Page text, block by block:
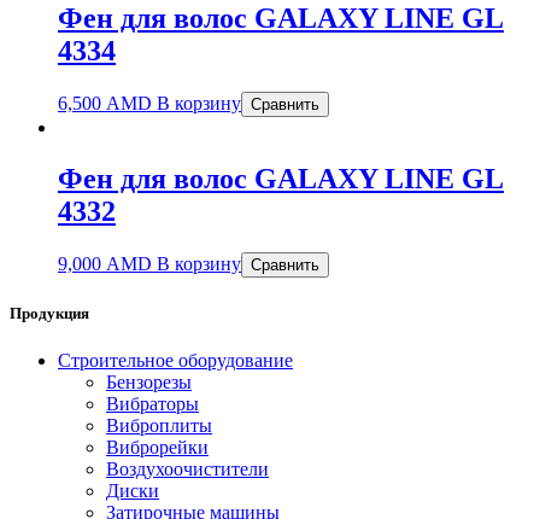
Фен для волос GALAXY LINE GL
4334
6,500 AMD В корзину Сравнить
Фен для волос GALAXY LINE GL
4332
9,000 AMD В корзину Сравнить
Продукция
Строительное оборудование
Бензорезы
Вибраторы
Виброплиты
Виброрейки
Воздухоочистители
Диски
Затирочные машины